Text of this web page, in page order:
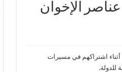
الإخوان
اشتراكهم في مسيرات
للدولة.